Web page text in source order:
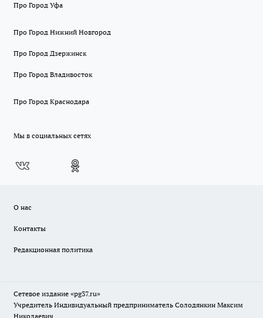
Про Город Уфа
Про Город Нижний Новгород
Про Город Дзержинск
Про Город Владивосток
Про Город Краснодара
Мы в социальных сетях
О нас
Контакты
Редакционная политика
Сетевое издание «pg37.ru»
Учредитель Индивидуальный предприниматель Солодянкин Максим
Николаевич